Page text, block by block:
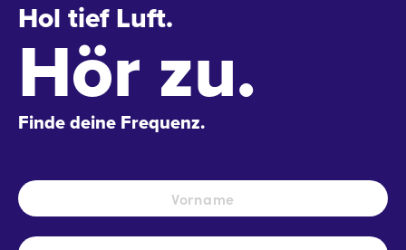
Hol tief Luft.
Hör zu.
Finde deine Frequenz.
Name *